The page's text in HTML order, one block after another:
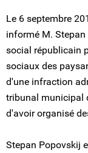
Le 6 septembre
informé M.
social républicain
sociaux des
d'une infraction
tribunal municipal
d'avoir organisé
Stepan Popovskij